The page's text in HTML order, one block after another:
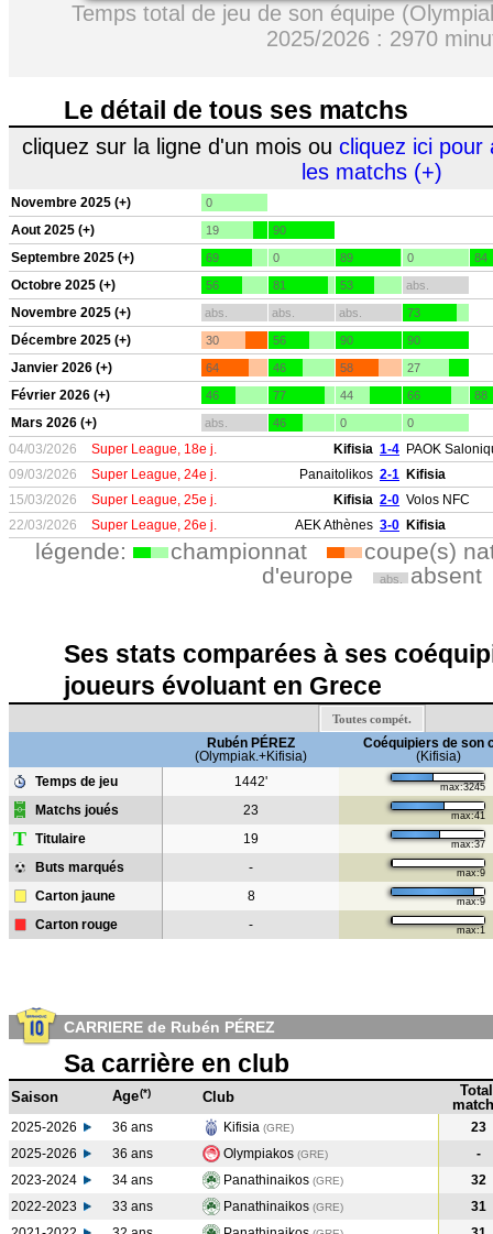
Temps total de jeu de son équipe
2025/2026 : 2970
Le détail de tous ses matchs
cliquez sur la ligne d'un mois ou cliquez ici pour
les matchs (+)
Novembre 2025 (+) 0
Aout 2025 (+) 19 90
Septembre 2025 (+) 69 0 89 0 84
Octobre 2025 (+) 56 81 53 abs.
Novembre 2025 (+) abs. abs. abs. 73
Décembre 2025 (+) 30 56 90 90
Janvier 2026 (+) 64 46 58 27
Février 2026 (+) 46 77 44 66 88
Mars 2026 (+) abs. 46 0 0
04/03/2026 Super League, 18e j. Kifisia 1-4 PAOK
09/03/2026
Super League, 24e j. Panaitolikos 2-1 Kifisia
15/03/2026
Super League, 25e j. Kifisia 2-0 Volos NFC
22/03/2026
Super League, 26e j. AEK Athènes 3-0 Kifisia
légende: championnat
coupe(s)
d'europe
abs. absent
Ses stats comparées à ses
joueurs évoluant en Grece
Toutes compét.
Rubén PÉREZ
(Olympiak.+Kifisia)
Coéquipiers de son
(Kifisia)
Temps de jeu
1442' max:3245
Matchs joués 23 max:41
T Titulaire 19 max:37
Buts marqués - max:9
Carton jaune 8 max:9
Carton rouge - max:1
CARRIERE de Rubén PÉREZ
Sa carrière en club
Saison Age(*) Club
Total
2025-2026 36 ans Kifisia (GRE)
23
2025-2026
36 ans Olympiakos (GRE)
-
2023-2024
34 ans Panathinaikos (GRE)
32
2022-2023
33 ans Panathinaikos (GRE)
31